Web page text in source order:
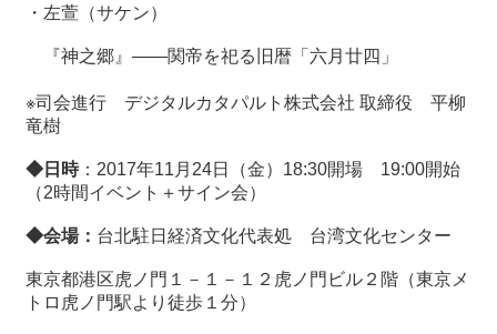
イ
プ
・左萱（サケン）
『神之郷』――関帝を祀る旧暦「六月廿四」
※司会進行 デジタルカタパルト株式会社 取締役 平柳
竜樹
◆日時： 2017年11 月 24日（金） 18:30開場 19:00開始
（2時間イベント＋サイン会）
◆会場： 台北駐日経済文化代表処 台湾文化センター
東京都港区虎ノ門１－１－１２虎ノ門ビル２階（東京メ
トロ虎ノ門駅より徒歩１分）